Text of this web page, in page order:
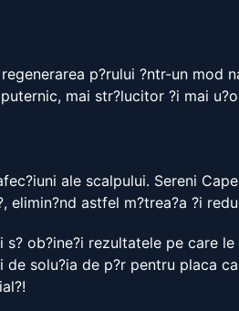
p?rului ?ntr-un
mai str?lucitor ?i mai
ale scalpului. Sereni
elimin?nd astfel m?trea?a ?i
ob?ine?i rezultatele pe care
solu?ia de p?r pentru placa